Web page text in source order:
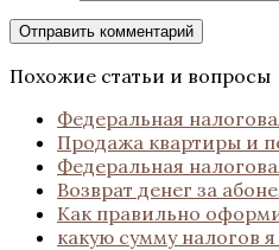
Похожие статьи и вопросы
Федеральная
Продажа квартиры и
Федеральная
Возврат денег за
Как правильно
какую сумму налогов